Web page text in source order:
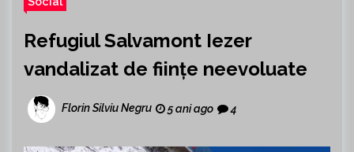
Refugiul Salvamont Iezer
vandalizat de ființe neevoluate
Florin Silviu Negru 5 ani ago 4